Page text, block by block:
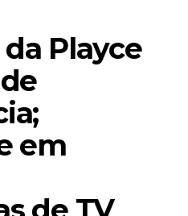
Playce
em